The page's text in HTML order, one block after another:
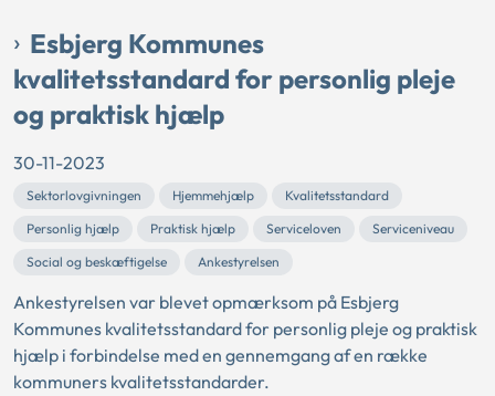
Esbjerg Kommunes
kvalitetsstandard for personlig pleje
og praktisk hjælp
30-11-2023
Sektorlovgivningen Hjemmehjælp
Kvalitetsstandard
Personlig hjælp
Praktisk hjælp Serviceloven
Serviceniveau
Social og beskæftigelse
Ankestyrelsen
Ankestyrelsen var blevet opmærksom på Esbjerg
Kommunes kvalitetsstandard for personlig pleje og praktisk
hjælp i forbindelse med en gennemgang af en række
kommuners kvalitetsstandarder.